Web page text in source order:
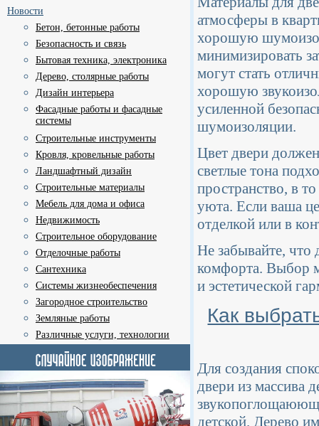
Новости
Бетон, бетонные работы
Безопасность и связь
Бытовая техника, электроника
Дерево, столярные работы
Дизайн интерьера
Фасадные работы и фасадные
системы
Строительные инструменты
Кровля, кровельные работы
Ландшафтный дизайн
Строительные материалы
Мебель для дома и офиса
Недвижимость
Строительное оборудование
Отделочные работы
Сантехника
Системы жизнеобеспечения
Загородное строительство
Земляные работы
Различные услуги, технологии
атмосферы в
хорошую
минимизировать
могут стать
хорошую
усиленной
шумоизоляции.
Цвет двери
светлые тона
пространство, в
уюта. Если ваша
отделкой или в
Не забывайте, что
комфорта. Выбор
и эстетической
Как
Для создания
двери из массива
детской. Дерево